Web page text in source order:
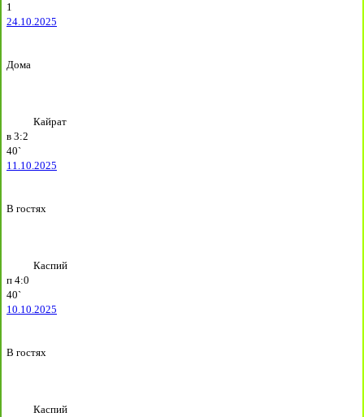
1
24.10.2025
Дома
Кайрат
в 3:2
40`
11.10.2025
В гостях
Каспий
п 4:0
40`
10.10.2025
В гостях
Каспий